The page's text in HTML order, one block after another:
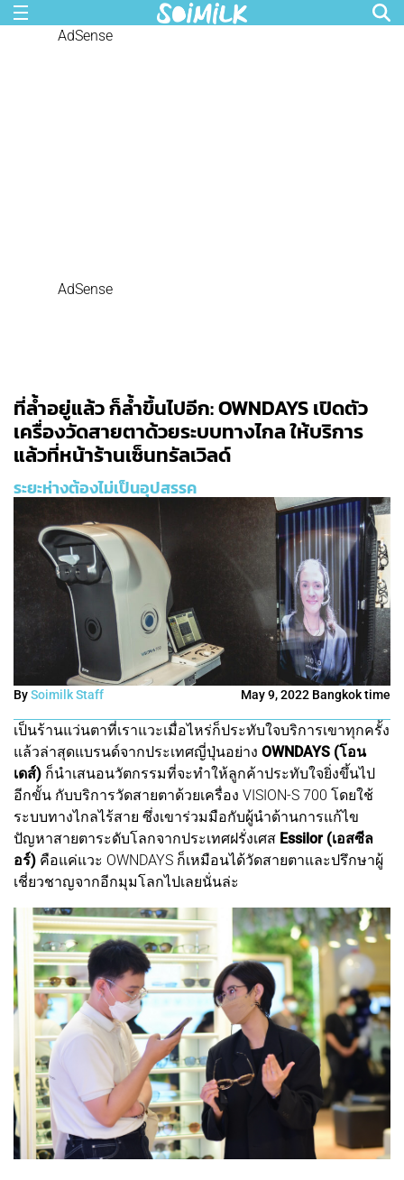
AdSense
AdSense
ที่ล้ำอยู่แล้ว ก็ล้ำขึ้นไปอีก: OWNDAYS เปิดตัว
เครื่องวัดสายตาด้วยระบบทางไกล ให้บริการ
แล้วที่หน้าร้านเซ็นทรัลเวิลด์
ระยะห่างต้องไม่เป็นอุปสรรค
BySoimilk Staff May 9, 2022 Bangkok time
เป็นร้านแว่นตาที่เราแวะเมื่อไหร่ก็ประทับใจบริการเขาทุกครั้ง
แล้วล่าสุดแบรนด์จากประเทศญี่ปุ่นอย่าง OWNDAYS (โอน
เดส์) ก็นำเสนอนวัตกรรมที่จะทำให้ลูกค้าประทับใจยิ่งขึ้นไป
อีกขั้น กับบริการวัดสายตาด้วยเครื่อง VISION-S 700 โดยใช้
ระบบทางไกลไร้สาย ซึ่งเขาร่วมมือกับผู้นำด้านการแก้ไข
ปัญหาสายตาระดับโลกจากประเทศฝรั่งเศส Essilor (เอสซีล
อร์) คือแค่แวะ OWNDAYS ก็เหมือนได้วัดสายตาและปรึกษาผู้
เชี่ยวชาญจากอีกมุมโลกไปเลยนั่นล่ะ